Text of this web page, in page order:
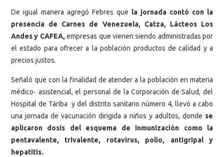
De igual manera agregó Febres que la jornada contó con la
presencia de Carnes de Venezuela, Catza, Lácteos Los
Andes y CAFEA, empresas que vienen siendo administradas por
el estado para ofrecer a la población productos de calidad y a
precios justos.
Señaló que con la finalidad de atender a la población en materia
médico- asistencial, el personal de la Corporación de Salud, del
Hospital de Táriba y del distrito sanitario número 4, llevó a cabo
una jornada de vacunación dirigida a niños y adultos, donde se
aplicaron dosis del esquema de inmunización como la
pentavalente, trivalente, rotavirus, polio, antigripal y
hepatitis.